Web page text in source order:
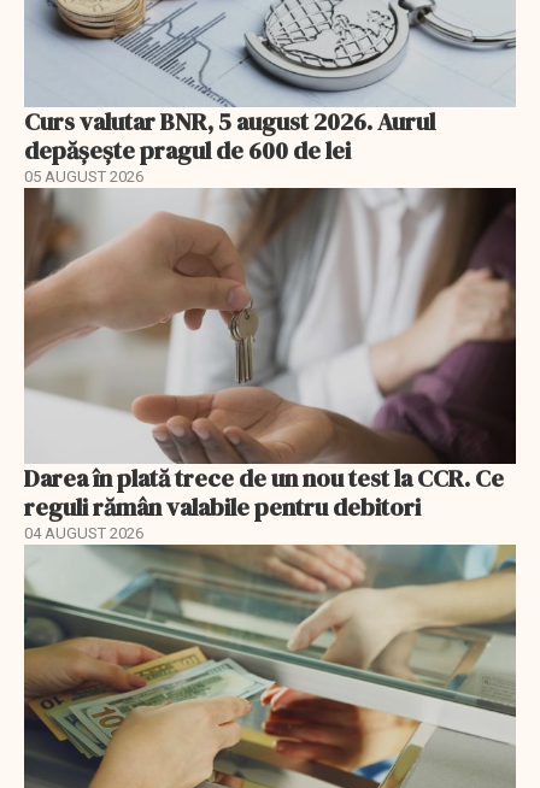
Curs valutar BNR, 5 august 2026. Aurul
depășește pragul de 600 de lei
05 AUGUST 2026
Darea în plată trece de un nou test la CCR. Ce
reguli rămân valabile pentru debitori
04 AUGUST 2026